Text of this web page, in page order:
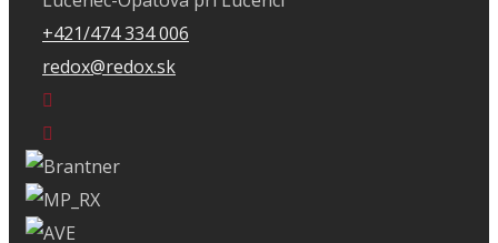
+421/474 334 006
redox@redox.sk